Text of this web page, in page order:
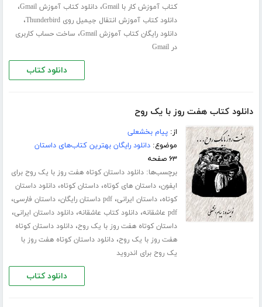
کتاب آموزش کار با Gmail
،دانلود کتاب آموزش Gmail ،
دانلود کتاب آموزش انتقال جیمیل روی Thunderbird ،
دانلود رایگان کتاب آموزش Gmail ، ساخت حساب کاربری
در Gmail
دانلود کتاب
دانلود کتاب هفت روز با یک روح
از:پیام بخشعلی
موضوع:دانلود رایگان بهترین کتاب‌های داستان
۶۳ صفحه
برچسب‌ها:دانلود داستان کوتاه هفت روز با یک روح برای
ایفون،داستان های کوتاه،داستان کوتاه،دانلود داستان
کوتاه،داستان ایرانی،pdf داستان رایگان ،داستان فارسی،
pdf عاشقانه ،دانلود کتاب عاشقانه،دانلود داستان ایرانی،
داستان کوتاه هفت روز با یک روح،دانلود داستان کوتاه
هفت روز با یک روح،دانلود داستان کوتاه هفت روز با
یک روح برای اندروید
دانلود کتاب